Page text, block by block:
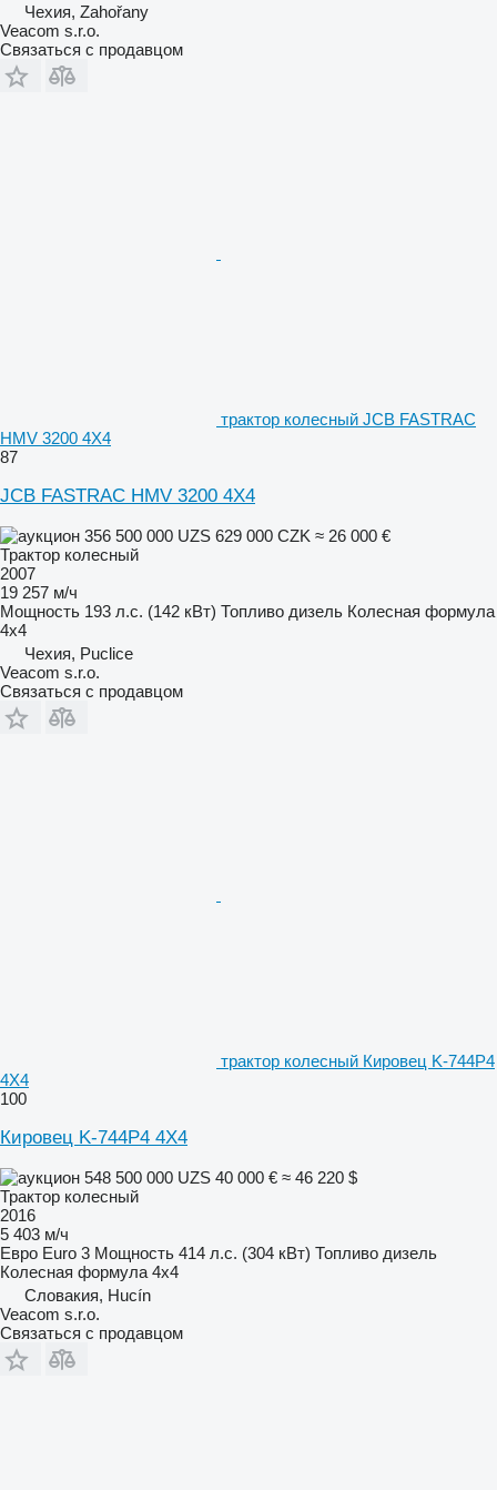
Чехия, Zahořany
Veacom s.r.o.
Связаться с продавцом
трактор колесный JCB FASTRAC
HMV 3200 4X4
87
JCB FASTRAC HMV 3200 4X4
356 500 000 UZS 629 000 CZK ≈ 26 000 €
Трактор колесный
2007
19 257 м/ч
Мощность 193 л.с. (142 кВт) Топливо дизель Колесная формула
4x4
Чехия, Puclice
Veacom s.r.o.
Связаться с продавцом
трактор колесный Кировец K-744P4
4X4
100
Кировец K-744P4 4X4
548 500 000 UZS 40 000 € ≈ 46 220 $
Трактор колесный
2016
5 403 м/ч
Евро Euro 3 Мощность 414 л.с. (304 кВт) Топливо дизель
Колесная формула 4x4
Словакия, Hucín
Veacom s.r.o.
Связаться с продавцом